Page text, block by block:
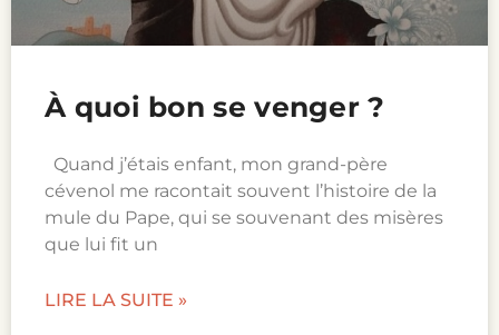
À quoi bon se venger ?
Quand j’étais enfant, mon grand-père
cévenol me racontait souvent l’histoire de la
mule du Pape, qui se souvenant des misères
que lui fit un
LIRE LA SUITE »